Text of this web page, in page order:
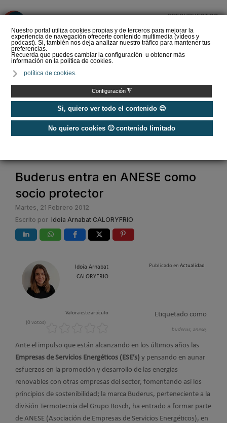
Nuestro portal utiliza cookies propias y de terceros para mejorar la
experiencia de navegación ofrecerte contenido multimedia (vídeos y
podcast). Si, también nos deja analizar nuestro tráfico para mantener tus
preferencias.
Recuerda que puedes cambiar la configuración u obtener más
información en la política de cookies.
política de cookies.
Configuración ◮
Si, quiero ver todo el contenido 😊
No quiero cookies 🙁 contenido limitado
PRESUPUESTOS
del Amperio (Episodio 3)
Noticias / Actualidad
/
Buderus entra en ANESE como
socio protector
Martes, 21 Febrero 2012
Escrito por Idoia Arnabat CALORYFRIO
Idoia Arnabat
CALORYFRIO
Publicado en Actualidad
Valora este artículo
(0 votos)
Etiquetado como
buderus, anese,
Ante el impulso que están alcanzando en los últimos años las
Empresas de Servicios Energéticos (ESE’s) y pensando en aunar
esfuerzos en la promoción y desarrollo de las energías
renovables con otras empresas del sector, fomentando así los
principios de sostenibilidad; la marca Buderus, perteneciente a la
división Termotecnia del Grupo Bosch, ha entrado a formar parte
de ANESE (Asociación de Empresas de Servicios Energéticos), en